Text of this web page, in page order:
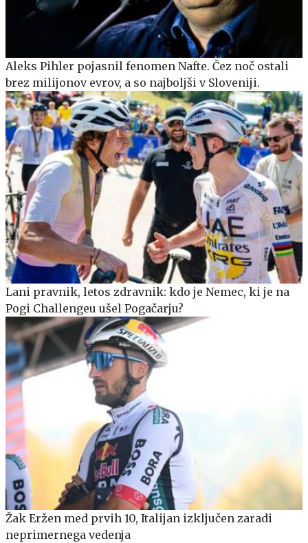
Aleks Pihler pojasnil fenomen Nafte. Čez noč ostali
brez milijonov evrov, a so najboljši v Sloveniji.
Lani pravnik, letos zdravnik: kdo je Nemec, ki je na
Pogi Challengeu ušel Pogačarju?
Žak Eržen med prvih 10, Italijan izključen zaradi
neprimernega vedenja